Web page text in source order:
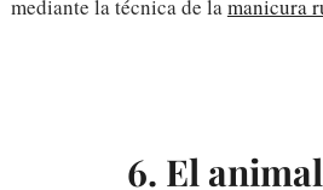
mediante la técnica de lamanicura
6. El